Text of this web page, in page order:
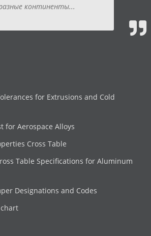
континенты...
for Extrusions and Cold
for Aerospace Alloys
Cross Table
Table Specifications for Aluminum
Designations and Codes